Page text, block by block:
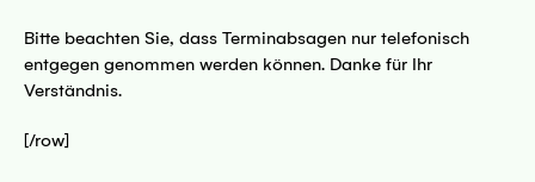
Bitte beachten Sie, dass Terminabsagen nur telefonisch
entgegen genommen werden können. Danke für Ihr
Verständnis.
[/row]